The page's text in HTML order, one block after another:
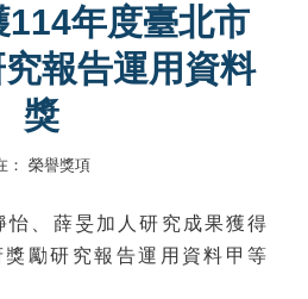
114年度臺北市
報告運用資料
獎
： 榮譽獎項
怡、薛旻加人研究成果獲得
勵研究報告運用資料甲等